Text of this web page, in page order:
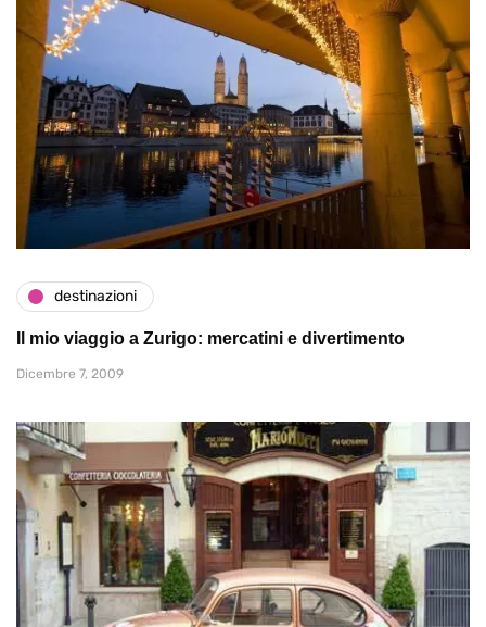
destinazioni
Il mio viaggio a Zurigo: mercatini e divertimento
Dicembre 7, 2009